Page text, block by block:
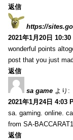
返信
https://
2021年1月20日 10:30
wonderful points
post that you just
返信
sa game より:
2021年1月24日 4:03
sa. gaming. online.
from SA-
返信